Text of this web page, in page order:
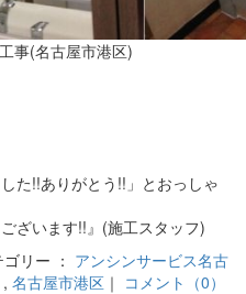
事(名古屋市港区)
た!!ありがとう!!」とおっしゃ
ざいます!!』(施工スタッフ)
リー ： アンシンサービス名古
, 名古屋市港区 ｜ コメント（0）